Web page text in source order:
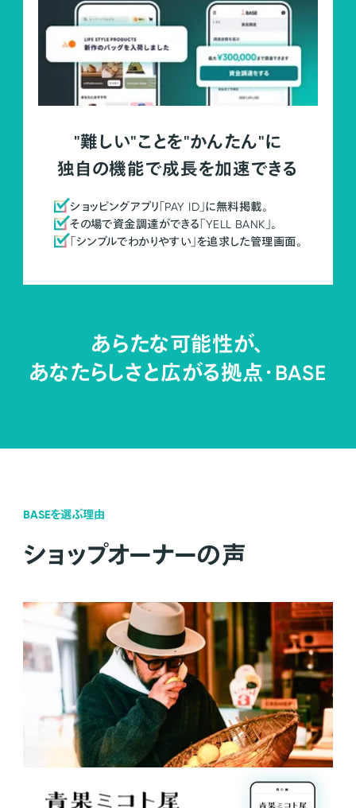
"難しい"ことを"かんたん"に
独自の機能で成長を加速できる
ショッピングアプリ「PAY ID」に無料掲載。
その場で資金調達ができる「YELL BANK」。
「シンプルでわかりやすい」を追求した管理画面。
あらたな可能性が、
あなたらしさと広がる拠点・BASE
BASEを選ぶ理由
ショップオーナーの声